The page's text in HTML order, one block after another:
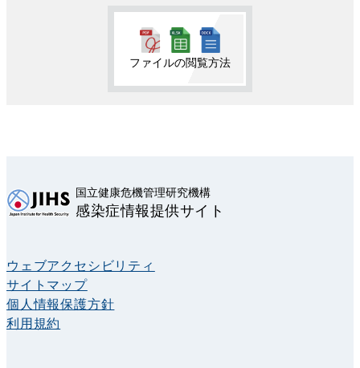
ファイルの閲覧方法
国立健康危機管理研究機構
感染症情報提供サイト
ウェブアクセシビリティ
サイトマップ
個人情報保護方針
利用規約